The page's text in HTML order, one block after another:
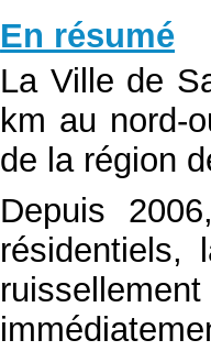
En résumé
La Ville de
km au nord-
de la région
Depuis
résidentiels,